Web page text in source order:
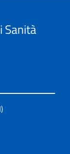
Sanità